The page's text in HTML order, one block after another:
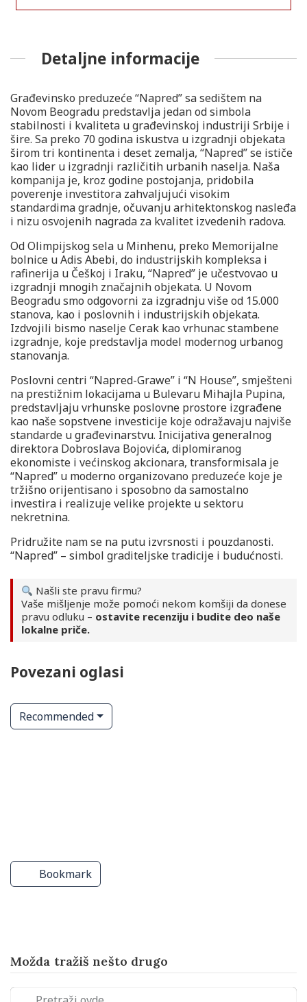
Detaljne informacije
Građevinsko preduzeće “Napred” sa sedištem na
Novom Beogradu predstavlja jedan od simbola
stabilnosti i kvaliteta u građevinskoj industriji Srbije i
šire. Sa preko 70 godina iskustva u izgradnji objekata
širom tri kontinenta i deset zemalja, “Napred” se ističe
kao lider u izgradnji različitih urbanih naselja. Naša
kompanija je, kroz godine postojanja, pridobila
poverenje investitora zahvaljujući visokim
standardima gradnje, očuvanju arhitektonskog nasleđa
i nizu osvojenih nagrada za kvalitet izvedenih radova.
Od Olimpijskog sela u Minhenu, preko Memorijalne
bolnice u Adis Abebi, do industrijskih kompleksa i
rafinerija u Češkoj i Iraku, “Napred” je učestvovao u
izgradnji mnogih značajnih objekata. U Novom
Beogradu smo odgovorni za izgradnju više od 15.000
stanova, kao i poslovnih i industrijskih objekata.
Izdvojili bismo naselje Cerak kao vrhunac stambene
izgradnje, koje predstavlja model modernog urbanog
stanovanja.
Poslovni centri “Napred-Grawe” i “N House”, smješteni
na prestižnim lokacijama u Bulevaru Mihajla Pupina,
predstavljaju vrhunske poslovne prostore izgrađene
kao naše sopstvene investicije koje odražavaju najviše
standarde u građevinarstvu. Inicijativa generalnog
direktora Dobroslava Bojovića, diplomiranog
ekonomiste i većinskog akcionara, transformisala je
“Napred” u moderno organizovano preduzeće koje je
tržišno orijentisano i sposobno da samostalno
investira i realizuje velike projekte u sektoru
nekretnina.
Pridružite nam se na putu izvrsnosti i pouzdanosti.
“Napred” – simbol graditeljske tradicije i budućnosti.
Našli ste pravu firmu?
Vaše mišljenje može pomoći nekom komšiji da donese
pravu odluku – ostavite recenziju i budite deo naše
lokalne priče.
Povezani oglasi
Recommended
Bookmark
Možda tražiš nešto drugo